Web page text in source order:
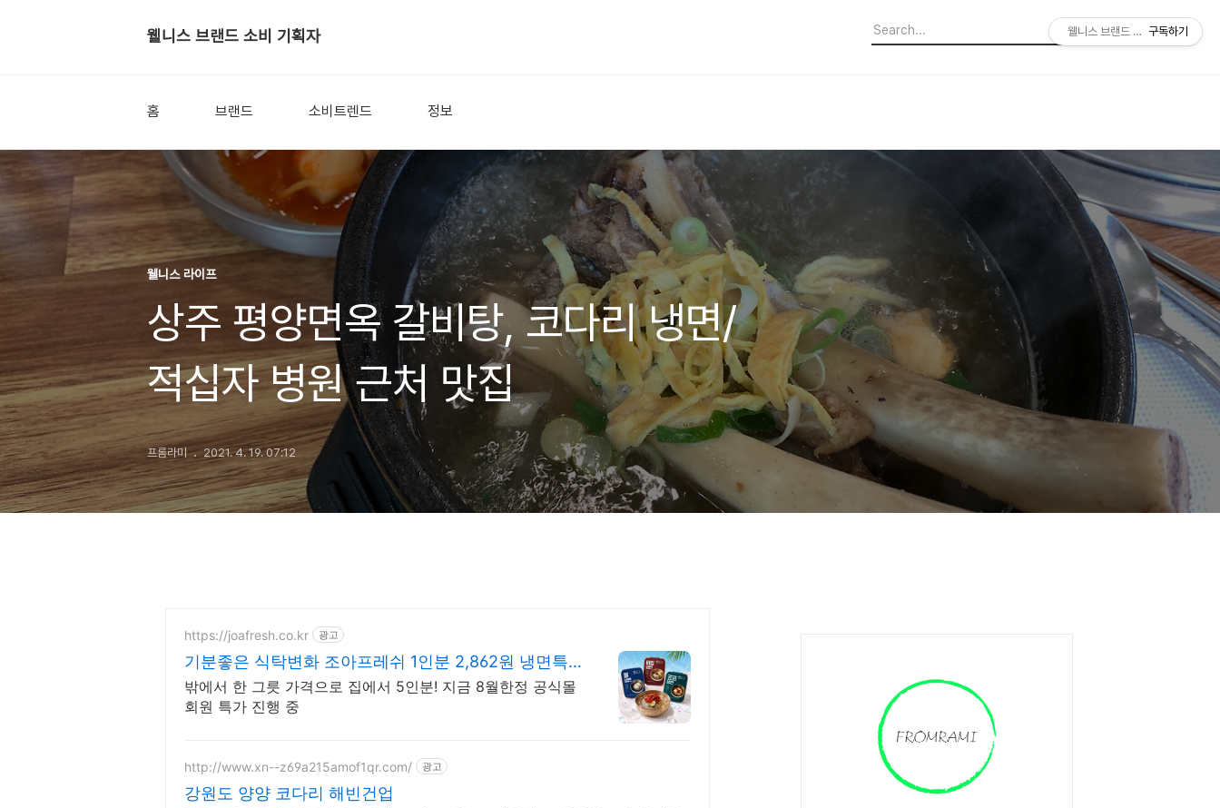
웰니스 브랜드 소비 기획자
홈 브랜드 소비트렌드 정보
웰니스 라이프
상주 평양면옥 갈비탕, 코다리 냉면/
적십자 병원 근처 맛집
프롬라미 2021. 4. 19. 07:12
https://joafresh.co.kr 광고
기분좋은 식탁변화 조아프레쉬 1인분 2,862원 냉면특
가
밖에서 한 그릇 가격으로 집에서 5인분! 지금 8월한정 공식몰
회원 특가 진행 중
http://www.xn--z69a215amof1qr.com/ 광고
강원도 양양 코다리 해빈건업
웰니스 브랜드 소비 기획자
구독하기